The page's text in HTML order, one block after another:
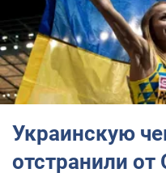
Украинскую
отстранили